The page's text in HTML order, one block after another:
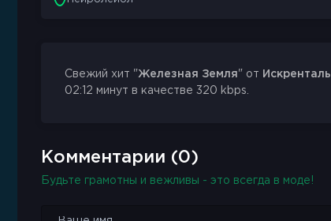
Свежий хит "Железная Земля" от Искренталь
02:12 минут в качестве 320 kbps.
Комментарии (0)
Будьте грамотны и вежливы - это всегда в моде!